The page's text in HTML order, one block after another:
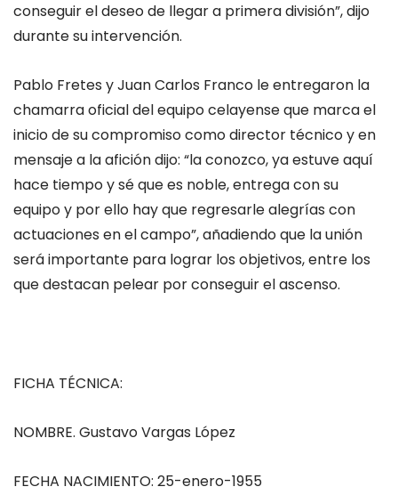
conseguir el deseo de llegar a primera división”, dijo
durante su intervención.
Pablo Fretes y Juan Carlos Franco le entregaron la
chamarra oficial del equipo celayense que marca el
inicio de su compromiso como director técnico y en
mensaje a la afición dijo: “la conozco, ya estuve aquí
hace tiempo y sé que es noble, entrega con su
equipo y por ello hay que regresarle alegrías con
actuaciones en el campo”, añadiendo que la unión
será importante para lograr los objetivos, entre los
que destacan pelear por conseguir el ascenso.
FICHA TÉCNICA:
NOMBRE. Gustavo Vargas López
FECHA NACIMIENTO: 25-enero-1955